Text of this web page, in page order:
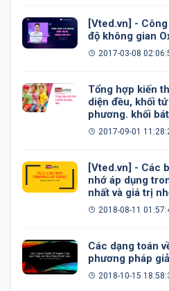
[Vted.vn] -
độ không gian
2017-03-08
Tổng hợp kiến
diện đều, khối
phương. khối
đều, khối 20 mặt
2017-09-01
[Vted.vn] - Các
nhớ áp dụng
nhất và giá trị
2018-08-11
Các dạng toán
phương pháp
2018-10-15